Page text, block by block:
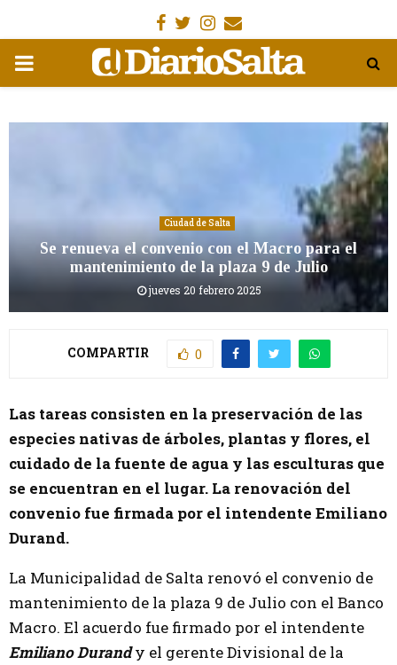
Facebook
Gorjeo
Instagram
Email
MENÚ
Ciudad de Salta
Se renueva el convenio con el Macro para el
mantenimiento de la plaza 9 de Julio
jueves 20 febrero 2025
COMPARTIR 0
Las tareas consisten en la preservación de las
especies nativas de árboles, plantas y flores, el
cuidado de la fuente de agua y las esculturas que
se encuentran en el lugar. La renovación del
convenio fue firmada por el intendente Emiliano
Durand.
La Municipalidad de Salta renovó el convenio de
mantenimiento de la plaza 9 de Julio con el Banco
Macro. El acuerdo fue firmado por el intendente
Emiliano Durandy el gerente Divisional de la